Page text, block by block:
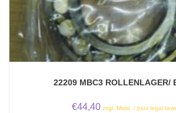
22209 MBC3 ROLLENLAGER/
€44,40 zzgl. Mwst. / plus legal